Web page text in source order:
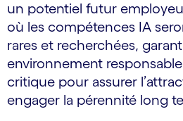
un potentiel futur
où les compétences IA
rares et recherchées,
environnement
critique pour assurer
engager la pérennité long